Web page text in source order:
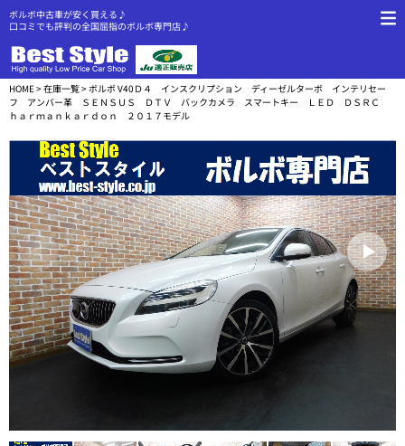
ボルボ中古車が安く買える♪
口コミでも評判の全国屈指のボルボ専門店♪
HOME>在庫一覧> ボルボ V40Ｄ４ インスクリプション ディーゼルターボ インテリセー
フ アンバー革 ＳＥＮＳＵＳ ＤＴＶ バックカメラ スマートキー ＬＥＤ ＤＳＲＣ
ｈａｒｍａｎｋａｒｄｏｎ ２０１７モデル